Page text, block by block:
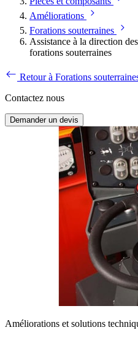
Améliorations
Forations souterraines
Assistance à la direction
forations souterraines
Retour à Forations
Contactez nous
Demander un devis
Améliorations et solutions